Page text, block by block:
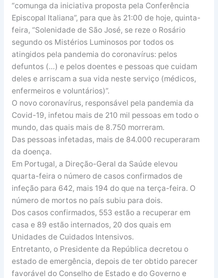
“comunga da iniciativa proposta pela Conferência
Episcopal Italiana”, para que às 21:00 de hoje, quinta-
feira, “Solenidade de São José, se reze o Rosário
segundo os Mistérios Luminosos por todos os
atingidos pela pandemia do coronavírus: pelos
defuntos (…) e pelos doentes e pessoas que cuidam
deles e arriscam a sua vida neste serviço (médicos,
enfermeiros e voluntários)”.
O novo coronavírus, responsável pela pandemia da
Covid-19, infetou mais de 210 mil pessoas em todo o
mundo, das quais mais de 8.750 morreram.
Das pessoas infetadas, mais de 84.000 recuperaram
da doença.
Em Portugal, a Direção-Geral da Saúde elevou
quarta-feira o número de casos confirmados de
infeção para 642, mais 194 do que na terça-feira. O
número de mortos no país subiu para dois.
Dos casos confirmados, 553 estão a recuperar em
casa e 89 estão internados, 20 dos quais em
Unidades de Cuidados Intensivos.
Entretanto, o Presidente da República decretou o
estado de emergência, depois de ter obtido parecer
favorável do Conselho de Estado e do Governo e